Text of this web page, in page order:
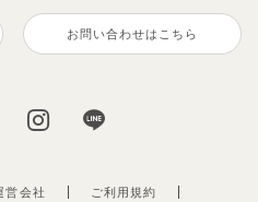
3,080
（税込）
1,925
（税込）
お問い合わせはこちら
営会社 ご利用規約